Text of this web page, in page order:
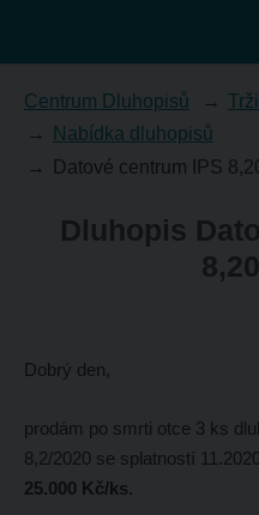
Centrum Dluhopisů
Nabídka dluhopisů
Datové centrum IPS
Dluhopis
Dobrý den,
prodám po smrti otce 3 ks
8,2/2020 se splatností
25.000 Kč/ks.